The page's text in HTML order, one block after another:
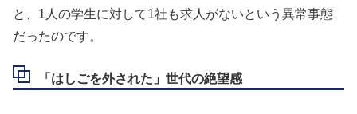
と、1人の学生に対して1社も求人がないという異常事態
だったのです。
「はしごを外された」世代の絶望感